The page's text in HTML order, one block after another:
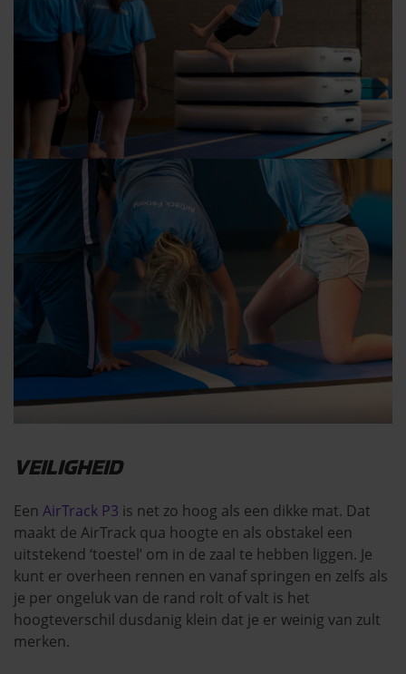
VEILIGHEID
Een AirTrack P3 is net zo hoog als een dikke mat. Dat
maakt de AirTrack qua hoogte en als obstakel een
uitstekend ‘toestel’ om in de zaal te hebben liggen. Je
kunt er overheen rennen en vanaf springen en zelfs als
je per ongeluk van de rand rolt of valt is het
hoogteverschil dusdanig klein dat je er weinig van zult
merken.